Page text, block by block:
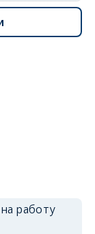
работу